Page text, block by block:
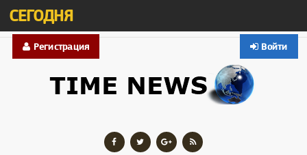
СЕГОДНЯ
Войти
Регистрация